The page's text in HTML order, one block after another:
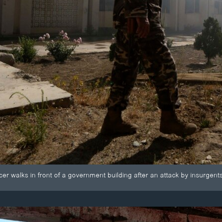
walks in front of a government building after an attack by